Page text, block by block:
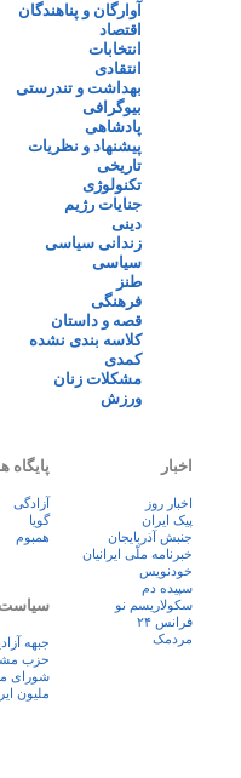
آوارگان و پناهندگان
اقتصاد
انتخابات
انتقادی
بهداشت و تندرستی
بیوگرافی
پادشاهی
پیشنهاد و نظریات
تاریخی
تکنولوژی
جنایات رژیم
دینی
زندانی سیاسی
سیاسی
طنز
فرهنگی
قصه و داستان
کلاسه بندی نشده
کمدی
مشکلات زنان
ورزش
اخبار
اخبار روز
پيک ايران
جنبش آذربایجان
خبرنامه ملّی ایرانیان
خودنویس
سپیده دم
سکولاریسم نو
فرانس ۲۴
مردمک
پایگاه
آزادگی
گویا
همبوم
سیاست
جبهه
حزب
شورای
ملیون